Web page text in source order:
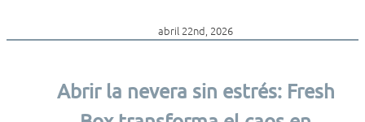
abril 22nd, 2026
Abrir la nevera sin estrés: Fresh